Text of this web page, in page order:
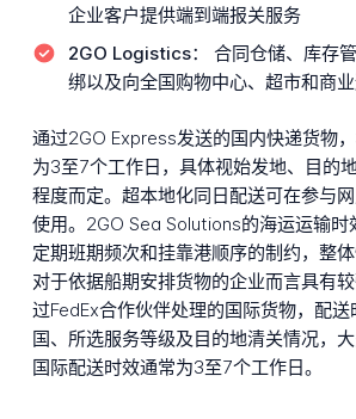
企业客户提供端到端报关服务
2GO Logistics：
合同仓储、库存
绑以及向全国购物中心、超市和商
通过2GO Express发送的国内快递货物
为3至7个工作日，具体视始发地、目的
程度而定。超本地化同日配送可在参与
使用。2GO Sea Solutions的海运运输时
定期班期频次和挂靠港顺序的制约，整
对于依据船期安排货物的企业而言具有
过FedEx合作伙伴处理的国际货物，配
国、所选服务等级及目的地清关情况，
国际配送时效通常为3至7个工作日。